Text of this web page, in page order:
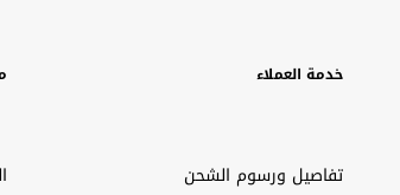
خدمة العملاء
تفاصيل ورسوم الشحن